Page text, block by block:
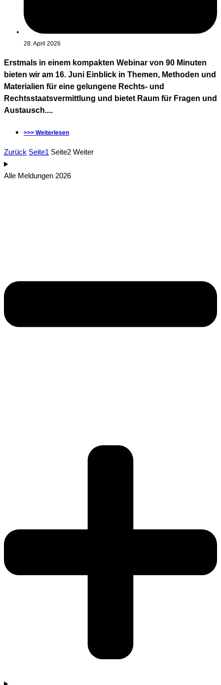
28. April 2026
Erstmals in einem kompakten Webinar von 90 Minuten
bieten wir am 16. Juni Einblick in Themen, Methoden und
Materialien für eine gelungene Rechts- und
Rechtsstaatsvermittlung und bietet Raum für Fragen und
Austausch....
>>> Weiterlesen
Zurück Seite1 Seite2 Weiter
Alle Meldungen 2026